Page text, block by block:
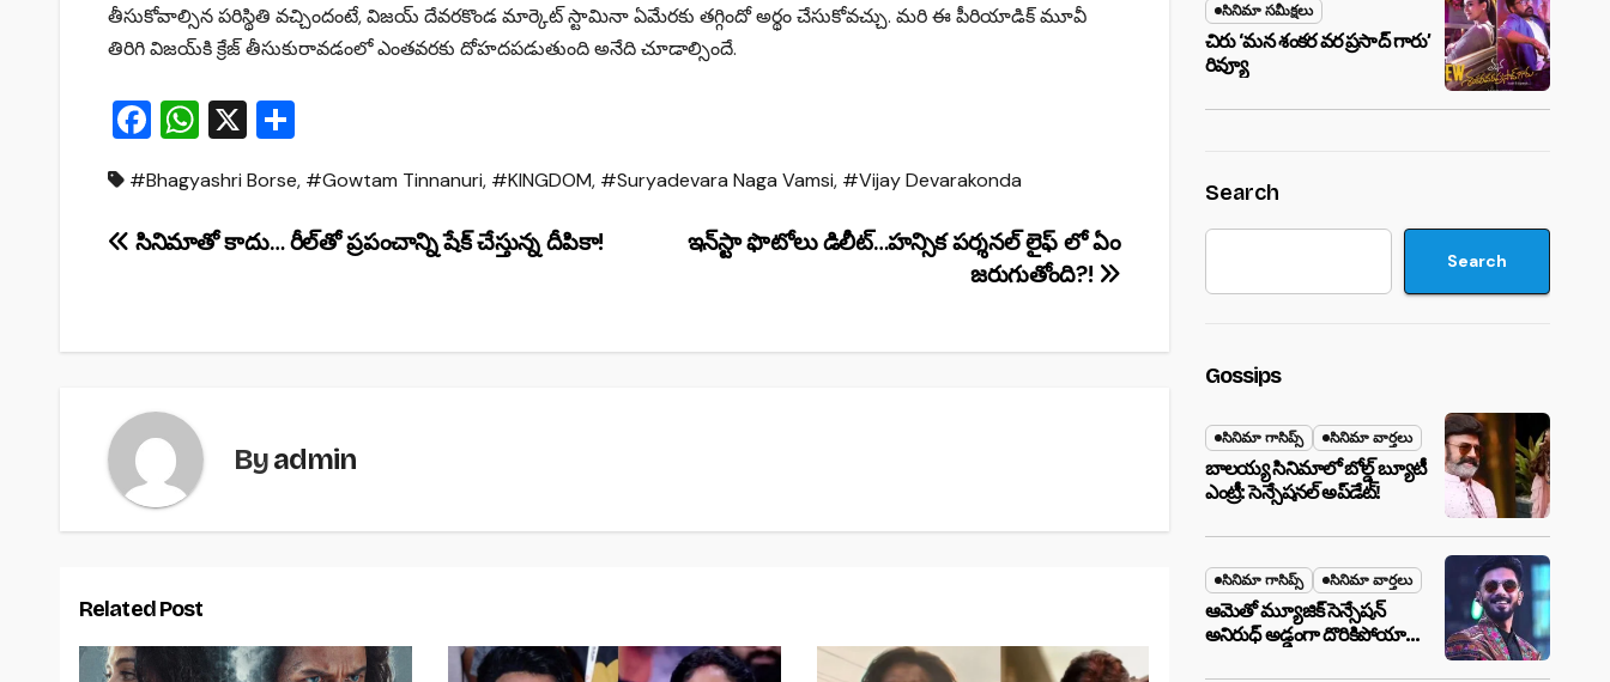
తీసుకోవాల్సిన పరిస్థితి వచ్చిందంటే, విజయ్ దేవరకొండ మార్కెట్ స్టామినా ఏమేరకు తగ్గిందో అర్థం చేసుకోవచ్చు. మరి ఈ పీరియాడిక్ మూవీ
తిరిగి విజయ్‌కి క్రేజ్ తీసుకురావడంలో ఎంతవరకు దోహదపడుతుంది అనేది చూడాల్సిందే.
F
c
e
o
W
at
s
p
X
ar
e
#Bhagyashri Borse, #Gowtam Tinnanuri, #KINGDOM, #Suryadevara Naga Vamsi, #Vijay Devarakonda
Post
ఇన్‌స్టా ఫొటోలు డిలీట్…హన్సిక పర్శనల్ లైఫ్ లో ఏం
జరుగుతోంది?!
సినిమాతో కాదు… రీల్‌తో ప్రపంచాన్ని షేక్ చేస్తున్న దీపికా!
Byadmin
Related Post
సినిమా సమీక్షలు
చిరు ‘మ‌న శంక‌ర వ‌ర ప్ర‌సాద్ గారు’
రివ్యూ
Search
Search
Gossips
సినిమా గాసిప్స్ సినిమా వార్తలు
బాలయ్య సినిమాలో బోల్డ్ బ్యూటీ
ఎంట్రీ: సెన్సేషనల్ అప్‌డేట్!
సినిమా గాసిప్స్ సినిమా వార్తలు
ఆమెతో మ్యూజిక్ సెన్సేషన్
అనిరుధ్ అడ్డంగా దొరికిపోయారా?